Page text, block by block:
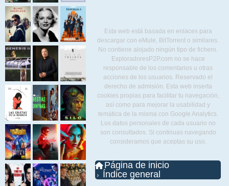
Esta web está basada en enlaces para
descargar con eMule, BitTorrent o similares.
No contiene alojado ningún tipo de fichero.
ExploradoresP2P.com no se hace
responsable de los comentarios u otras
acciones de los usuarios. Reservado el
derecho de admisión. Esta web inserta
cookies propias para facilitar tu navegación,
así como para mejorar la usabilidad y
temática de la misma con Google Analytics.
Los datos personales de cada usuario no
son consultados. Si continuas navegando
consideramos que aceptas su uso.
Página de inicio
Índice general